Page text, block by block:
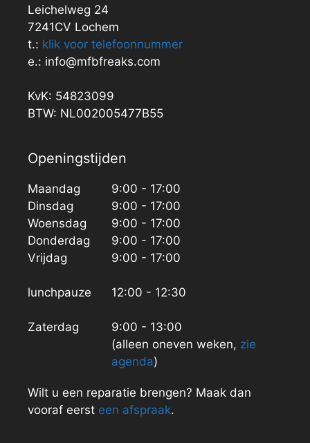
Leichelweg 24
7241CV Lochem
t.: klik voor telefoonnummer
e.: info@mfbfreaks.com
KvK: 54823099
BTW: NL002005477B55
Openingstijden
Maandag
Dinsdag
Woensdag
Donderdag
Vrijdag
lunchpauze
Zaterdag
9:00 - 17:00
9:00 - 17:00
9:00 - 17:00
9:00 - 17:00
9:00 - 17:00
12:00 - 12:30
9:00 - 13:00
(alleen oneven weken, zie
agenda)
Wilt u een reparatie brengen? Maak dan
vooraf eerst een afspraak.